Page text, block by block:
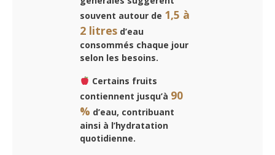
souvent autour de 1,5 à
2 litres d’eau
consommés chaque jour
selon les besoins.
Certains fruits
contiennent jusqu’à 90
% d’eau, contribuant
ainsi à l’hydratation
quotidienne.